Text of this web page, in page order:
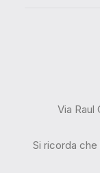
Via Raul
Si ricorda